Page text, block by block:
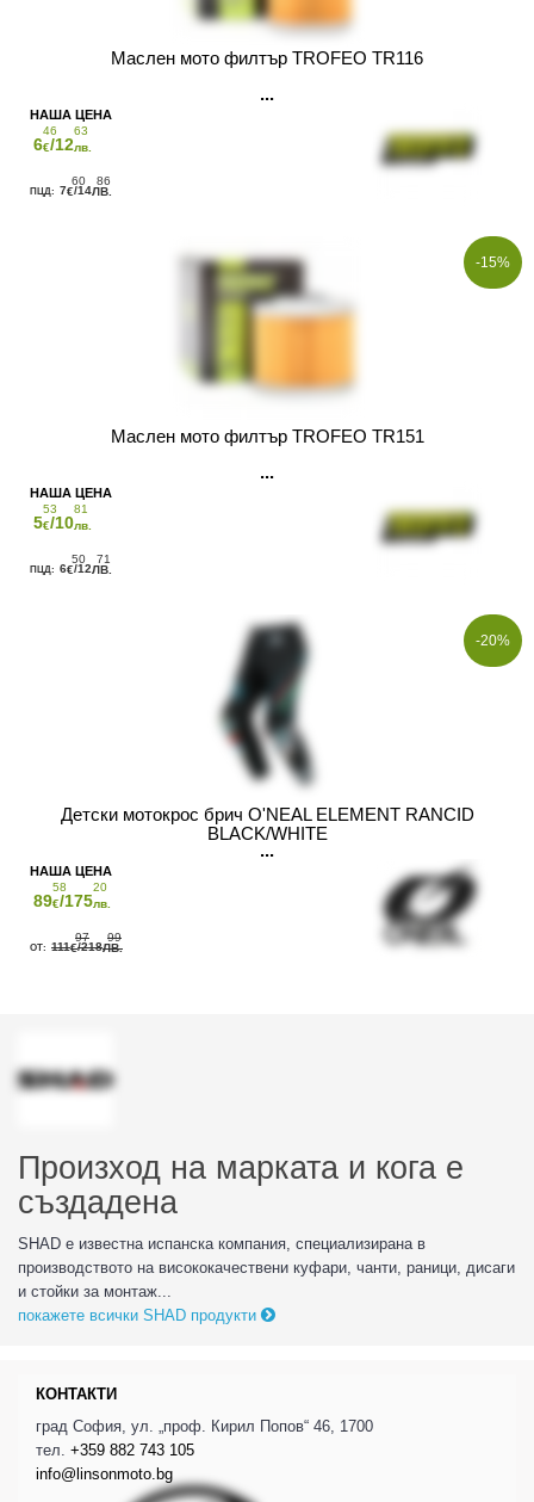
Произход на марката и кога е
създадена
SHAD е известна испанска компания, специализирана в
производството на висококачествени куфари, чанти, раници, дисаги
и стойки за монтаж...
покажете всички SHAD продукти
Маслен мото филтър TROFEO TR116
6
46
€/12
63
лв.
7
60
€/14
86
ЛВ.
-15%
Маслен мото филтър TROFEO TR151
5
53
€/10
81
лв.
6
50
€/12
71
ЛВ.
-20%
Детски мотокрос брич O'NEAL ELEMENT RANCID
BLACK/WHITE
89
58
€/175
20
лв.
111
97
€/218
99
ЛВ.
КОНТАКТИ
град София, ул. „проф. Кирил Попов“ 46, 1700
тел. +359 882 743 105
info@linsonmoto.bg